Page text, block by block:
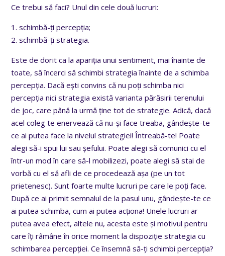
Ce trebui să faci? Unul din cele două lucruri:
1. schimbă-ți percepția;
2. schimbă-ți strategia.
Este de dorit ca la apariția unui sentiment, mai înainte de
toate, să încerci să schimbi strategia înainte de a schimba
percepția. Dacă ești convins că nu poți schimba nici
percepția nici strategia există varianta părăsirii terenului
de joc, care până la urmă ține tot de strategie. Adică, dacă
acel coleg te enervează că nu-și face treaba, gândește-te
ce ai putea face la nivelul strategiei! Întreabă-te! Poate
alegi să-i spui lui sau șefului. Poate alegi să comunici cu el
într-un mod în care să-l mobilizezi, poate alegi să stai de
vorbă cu el să afli de ce procedează așa (pe un tot
prietenesc). Sunt foarte multe lucruri pe care le poți face.
După ce ai primit semnalul de la pasul unu, gândește-te ce
ai putea schimba, cum ai putea acționa! Unele lucruri ar
putea avea efect, altele nu, acesta este și motivul pentru
care îți râmâne în orice moment la dispoziție strategia cu
schimbarea percepției. Ce însemnă să-ți schimbi percepția?